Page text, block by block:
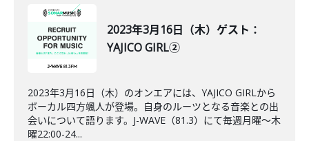
2023年3月16日（木）ゲスト：
YAJICO GIRL②
2023年3月16日（木）のオンエアには、YAJICO GIRLから
ボーカル四方颯人が登場。自身のルーツとなる音楽との出
会いについて語ります。J-WAVE（81.3）にて毎週月曜～木
曜22:00-24...